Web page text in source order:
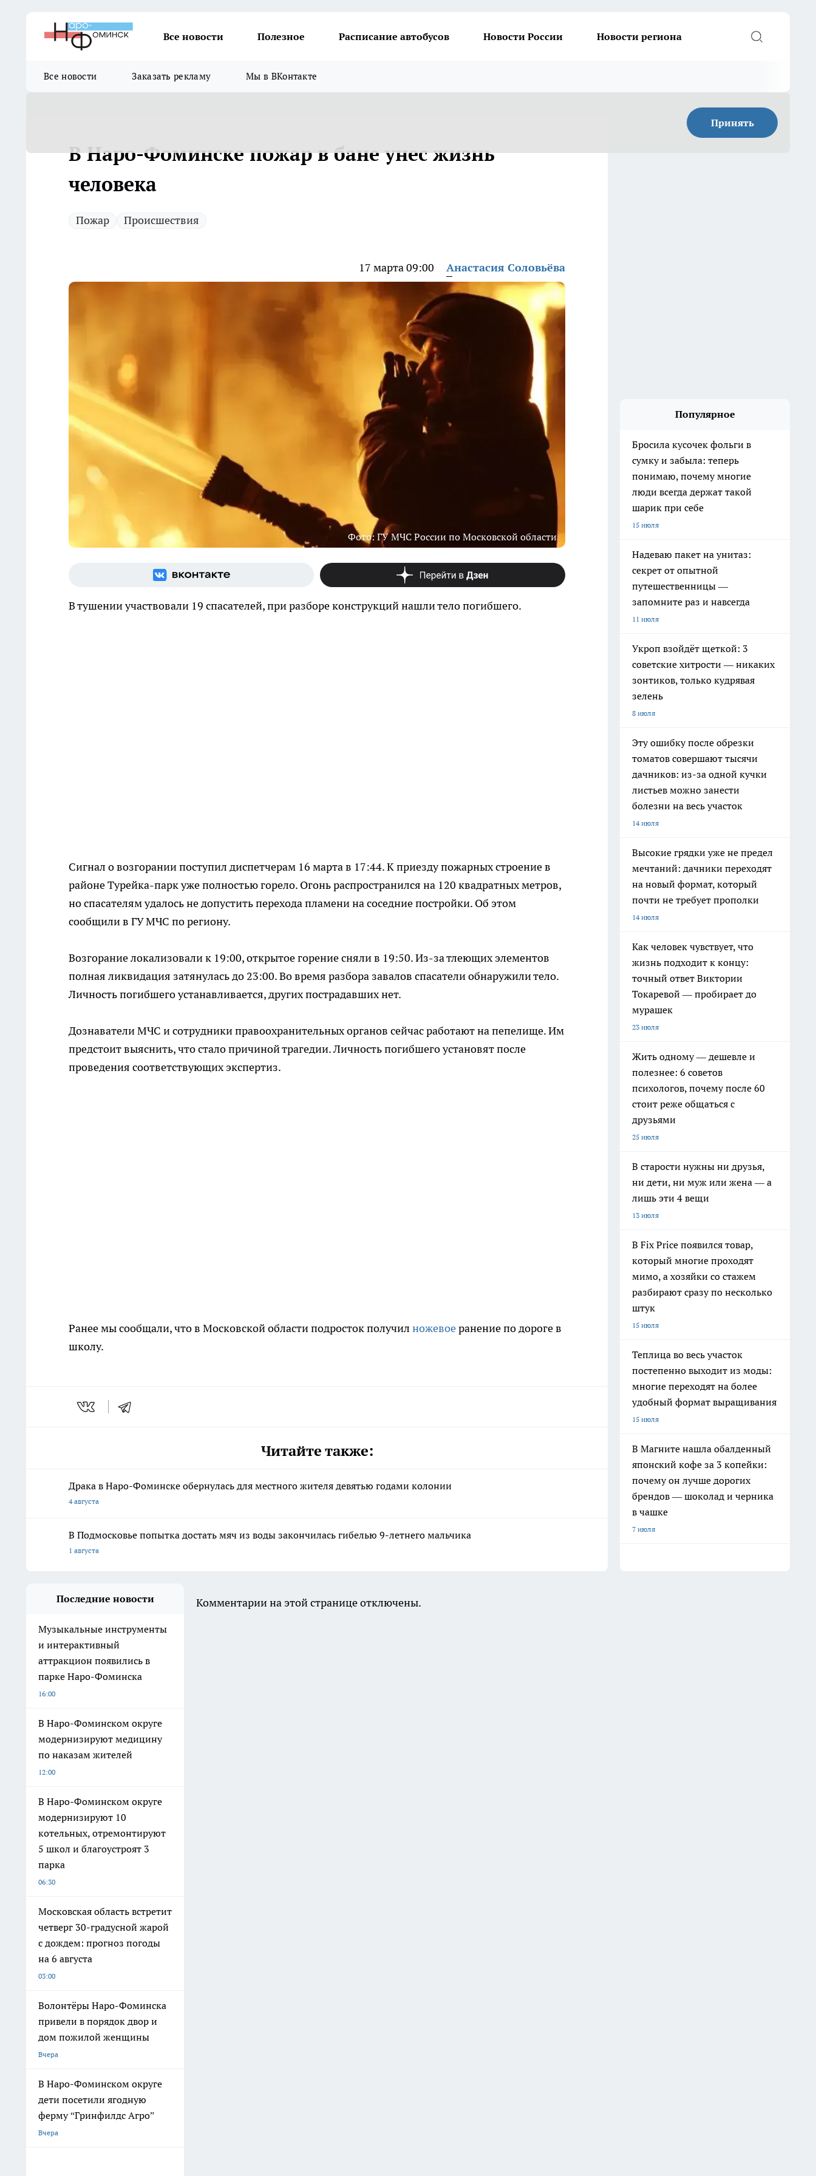
Все новости Полезное Расписание автобусов Новости России Новости региона
Все новости Заказать рекламу Мы в ВКонтакте
Принять
В Наро-Фоминске пожар в бане унес жизнь
человека
Пожар Происшествия
17 марта 09:00 Анастасия Соловьёва
Фото: ГУ МЧС России по Московской области
В тушении участвовали 19 спасателей, при разборе конструкций нашли тело погибшего.
Сигнал о возгорании поступил диспетчерам 16 марта в 17:44. К приезду пожарных строение в
районе Турейка-парк уже полностью горело. Огонь распространился на 120 квадратных метров,
но спасателям удалось не допустить перехода пламени на соседние постройки. Об этом
сообщили в ГУ МЧС по региону.
Возгорание локализовали к 19:00, открытое горение сняли в 19:50. Из-за тлеющих элементов
полная ликвидация затянулась до 23:00. Во время разбора завалов спасатели обнаружили тело.
Личность погибшего устанавливается, других пострадавших нет.
Дознаватели МЧС и сотрудники правоохранительных органов сейчас работают на пепелище. Им
предстоит выяснить, что стало причиной трагедии. Личность погибшего установят после
проведения соответствующих экспертиз.
Ранее мы сообщали, что в Московской области подросток получил ножевоеранение по дороге в
школу.
Читайте также:
Драка в Наро-Фоминске обернулась для местного жителя девятью годами колонии
4 августа
В Подмосковье попытка достать мяч из воды закончилась гибелью 9-летнего мальчика
1 августа
Популярное
Бросила кусочек фольги в
сумку и забыла: теперь
понимаю, почему многие
люди всегда держат такой
шарик при себе
15 июля
Надеваю пакет на унитаз:
секрет от опытной
путешественницы —
запомните раз и навсегда
11 июля
Укроп взойдёт щеткой: 3
советские хитрости — никаких
зонтиков, только кудрявая
зелень
8 июля
Эту ошибку после обрезки
томатов совершают тысячи
дачников: из-за одной кучки
листьев можно занести
болезни на весь участок
14 июля
Высокие грядки уже не предел
мечтаний: дачники переходят
на новый формат, который
почти не требует прополки
14 июля
Как человек чувствует, что
жизнь подходит к концу:
точный ответ Виктории
Токаревой — пробирает до
мурашек
23 июля
Жить одному — дешевле и
полезнее: 6 советов
психологов, почему после 60
стоит реже общаться с
друзьями
25 июля
В старости нужны ни друзья,
ни дети, ни муж или жена — а
лишь эти 4 вещи
13 июля
В Fix Price появился товар,
который многие проходят
мимо, а хозяйки со стажем
разбирают сразу по несколько
штук
15 июля
Теплица во весь участок
постепенно выходит из моды:
многие переходят на более
удобный формат выращивания
15 июля
В Магните нашла обалденный
японский кофе за 3 копейки:
почему он лучше дорогих
брендов — шоколад и черника
в чашке
7 июля
Последние новости
Музыкальные инструменты
и интерактивный
аттракцион появились в
парке Наро-Фоминска
16:00
В Наро-Фоминском округе
модернизируют медицину
по наказам жителей
12:00
В Наро-Фоминском округе
модернизируют 10
котельных, отремонтируют
5 школ и благоустроят 3
парка
06:30
Московская область встретит
четверг 30-градусной жарой
с дождем: прогноз погоды
на 6 августа
03:00
Волонтёры Наро-Фоминска
привели в порядок двор и
дом пожилой женщины
Вчера
В Наро-Фоминском округе
дети посетили ягодную
ферму “Гринфилдс Агро”
Вчера
Комментарии на этой странице отключены.